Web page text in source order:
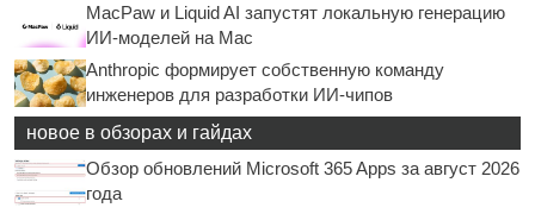
MacPaw и Liquid AI запустят локальную генерацию
ИИ-моделей на Mac
Anthropic формирует собственную команду
инженеров для разработки ИИ-чипов
новое в обзорах и гайдах
Обзор обновлений Microsoft 365 Apps за август 2026
года